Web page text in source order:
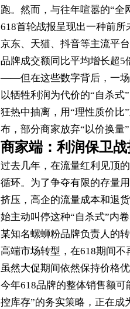
跑。然而，与往年喧嚣的“
618首轮战报呈现出一种前所
京东、天猫、抖音等主流平
品牌成交额同比平均增长超5
——但在这些数字背后，一场
以牺牲利润为代价的“自杀
狂热中抽离，用“理性质价比
布，部分商家放弃“以价换量”
商家端：利润保卫
过去几年，在流量红利见顶
循环。为了争夺有限的存量
挤压，高企的流量成本和退
始主动叫停这种“自杀式”内
某知名螺蛳粉品牌负责人的
高端市场转型，在618期间
虽然大促期间依然保持价格
今年618品牌的整体销售额可
控库存”的务实策略，正在成